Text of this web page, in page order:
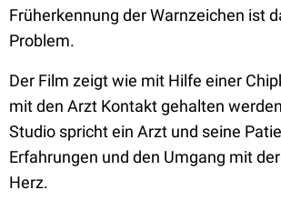
Früherkennung der Warnzeichen ist
Problem.
Der Film zeigt wie mit Hilfe einer
mit den Arzt Kontakt gehalten
Studio spricht ein Arzt und seine
Erfahrungen und den Umgang mit
Herz.